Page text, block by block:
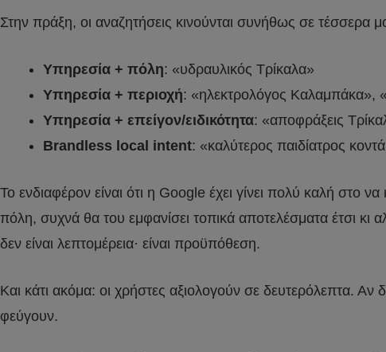
Στην πράξη, οι αναζητήσεις κινούνται συνήθως σε τέσσερα
Υπηρεσία + πόλη: «υδραυλικός Τρίκαλα»
Υπηρεσία + περιοχή: «ηλεκτρολόγος Καλαμπάκα»,
Υπηρεσία + επείγον/ειδικότητα: «αποφράξεις
Brandless local intent: «καλύτερος παιδίατρος
Το ενδιαφέρον είναι ότι η Google έχει γίνει πολύ καλή στο
πόλη, συχνά θα του εμφανίσει τοπικά αποτελέσματα έτσι κι
δεν είναι λεπτομέρεια· είναι προϋπόθεση.
Και κάτι ακόμα: οι χρήστες αξιολογούν σε δευτερόλεπτα.
φεύγουν.